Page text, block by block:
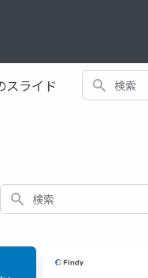
スライド 検索
検索